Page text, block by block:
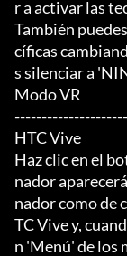
r a activar las
También
cíficas
s silenciar a
Modo VR
HTC Vive
Haz clic en el
nador
nador como de
TC Vive y,
n 'Menú' de los